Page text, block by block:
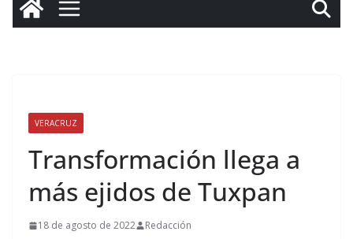
VERACRUZ
Transformación llega a
más ejidos de Tuxpan
18 de agosto de 2022 Redacción